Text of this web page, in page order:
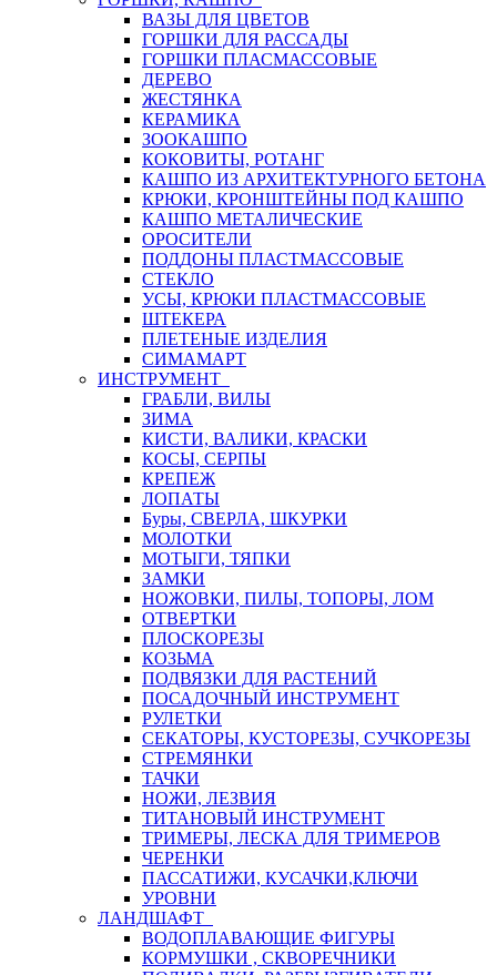
ВАЗЫ ДЛЯ ЦВЕТОВ
ГОРШКИ ДЛЯ РАССАДЫ
ГОРШКИ ПЛАСМАССОВЫЕ
ДЕРЕВО
ЖЕСТЯНКА
КЕРАМИКА
ЗООКАШПО
КОКОВИТЫ, РОТАНГ
КАШПО ИЗ АРХИТЕКТУРНОГО БЕТОНА
КРЮКИ, КРОНШТЕЙНЫ ПОД КАШПО
КАШПО МЕТАЛИЧЕСКИЕ
ОРОСИТЕЛИ
ПОДДОНЫ ПЛАСТМАССОВЫЕ
СТЕКЛО
УСЫ, КРЮКИ ПЛАСТМАССОВЫЕ
ШТЕКЕРА
ПЛЕТЕНЫЕ ИЗДЕЛИЯ
СИМАМАРТ
ИНСТРУМЕНТ
ГРАБЛИ, ВИЛЫ
ЗИМА
КИСТИ, ВАЛИКИ, КРАСКИ
КОСЫ, СЕРПЫ
КРЕПЕЖ
ЛОПАТЫ
Буры, СВЕРЛА, ШКУРКИ
МОЛОТКИ
МОТЫГИ, ТЯПКИ
ЗАМКИ
НОЖОВКИ, ПИЛЫ, ТОПОРЫ, ЛОМ
ОТВЕРТКИ
ПЛОСКОРЕЗЫ
КОЗЬМА
ПОДВЯЗКИ ДЛЯ РАСТЕНИЙ
ПОСАДОЧНЫЙ ИНСТРУМЕНТ
РУЛЕТКИ
СЕКАТОРЫ, КУСТОРЕЗЫ, СУЧКОРЕЗЫ
СТРЕМЯНКИ
ТАЧКИ
НОЖИ, ЛЕЗВИЯ
ТИТАНОВЫЙ ИНСТРУМЕНТ
ТРИМЕРЫ, ЛЕСКА ДЛЯ ТРИМЕРОВ
ЧЕРЕНКИ
ПАССАТИЖИ, КУСАЧКИ,КЛЮЧИ
УРОВНИ
ЛАНДШАФТ
ВОДОПЛАВАЮЩИЕ ФИГУРЫ
КОРМУШКИ , СКВОРЕЧНИКИ